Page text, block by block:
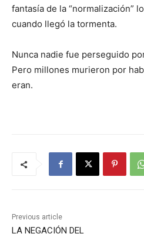
fantasía de la “normalización”
cuando llegó la tormenta.
Nunca nadie fue perseguido
Pero millones murieron por
eran.
Previous article
LA NEGACIÓN DEL